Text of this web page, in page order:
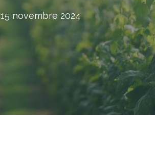
15 novembre 2024